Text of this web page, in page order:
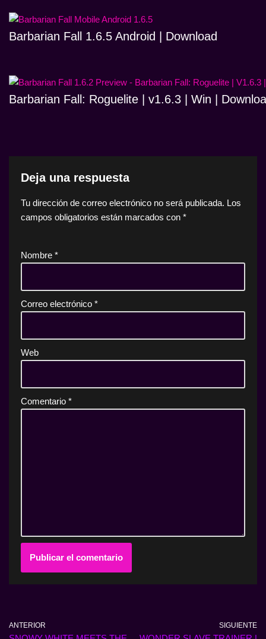
Barbarian Fall 1.6.5 Android | Download
Barbarian Fall: Roguelite | v1.6.3 | Win |
Deja una respuesta
Tu dirección de correo electrónico no será publicada. Los
campos obligatorios están marcados con *
Nombre *
Correo electrónico *
Web
Comentario *
ANTERIOR SIGUIENTE